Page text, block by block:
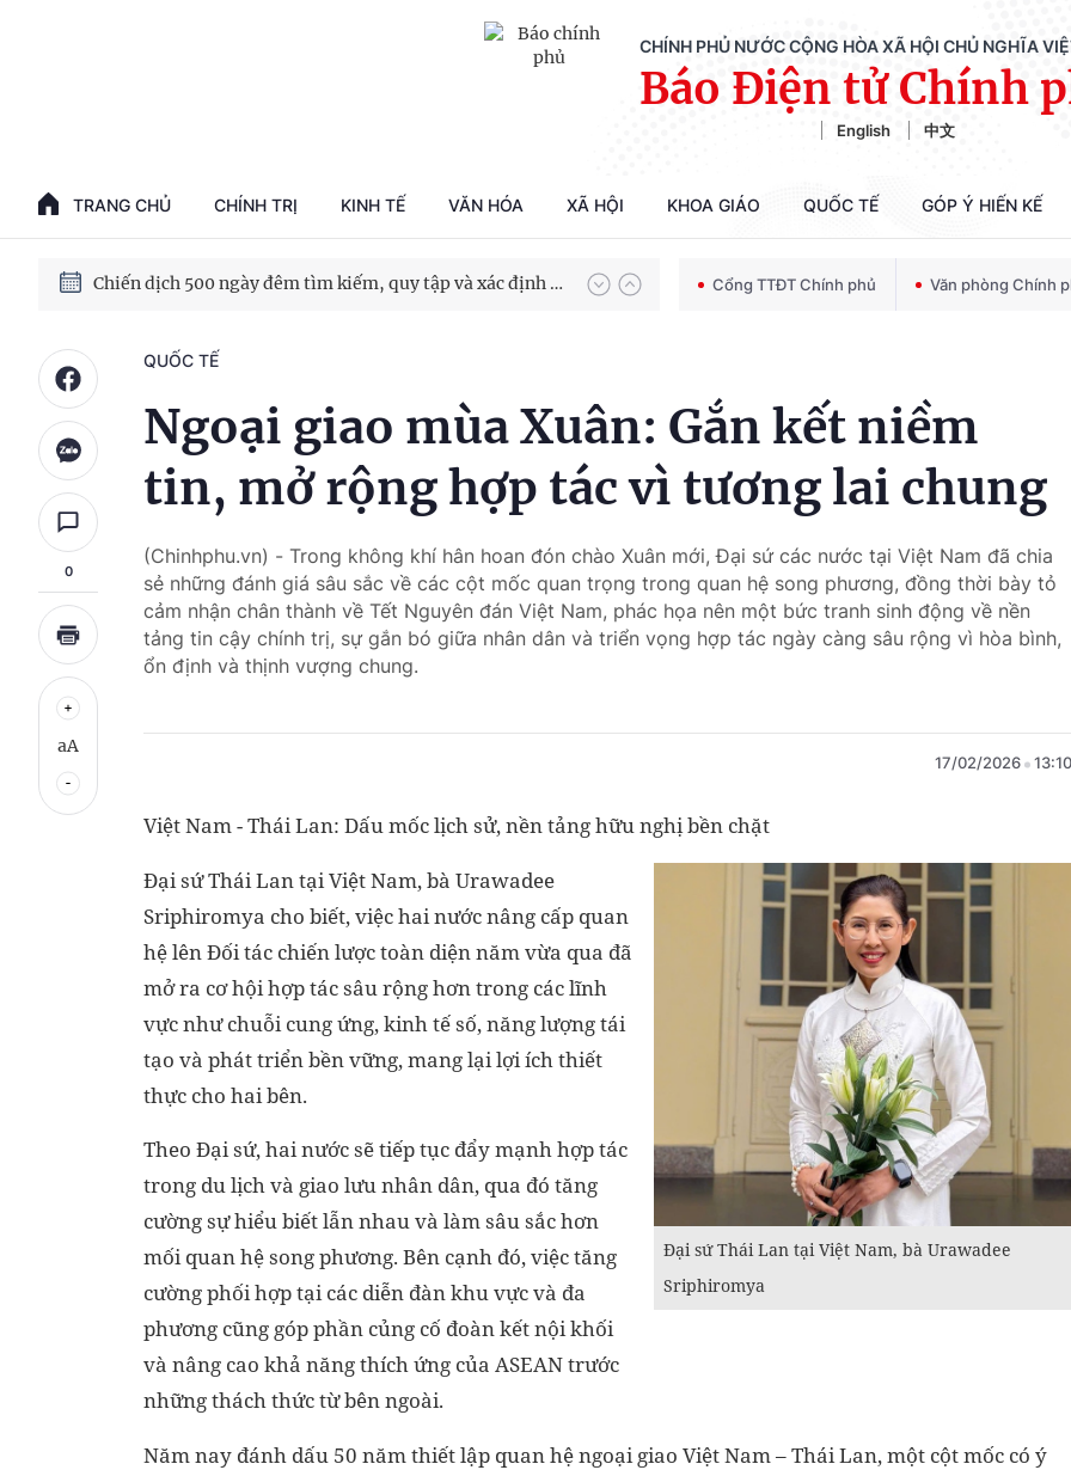
CHÍNH PHỦ NƯỚC CỘNG HÒA XÃ HỘI CHỦ NGHĨA
Báo Điện tử Chính
English 中文
TRANG CHỦ CHÍNH TRỊ KINH TẾ VĂN HÓA XÃ HỘI KHOA GIÁO QUỐC TẾ GÓP Ý HIẾN KẾ
Chiến dịch 500 ngày đêm tìm kiếm, quy tập và xác định danh tính hài cốt liệt sĩ 100 ngày xử lý các điểm nghẽn về chuyển đổi số
Cổng TTĐT Chính phủ Văn phòng Chính
0
aA
QUỐC TẾ
Ngoại giao mùa Xuân: Gắn kết niềm
tin, mở rộng hợp tác vì tương lai chung
(Chinhphu.vn) - Trong không khí hân hoan đón chào Xuân mới, Đại sứ các nước tại Việt Nam đã chia
sẻ những đánh giá sâu sắc về các cột mốc quan trọng trong quan hệ song phương, đồng thời bày tỏ
cảm nhận chân thành về Tết Nguyên đán Việt Nam, phác họa nên một bức tranh sinh động về nền
tảng tin cậy chính trị, sự gắn bó giữa nhân dân và triển vọng hợp tác ngày càng sâu rộng vì hòa bình,
ổn định và thịnh vượng chung.
17/02/2026 13:10
Việt Nam - Thái Lan: Dấu mốc lịch sử, nền tảng hữu nghị bền chặt
Đại sứ Thái Lan tại Việt Nam, bà Urawadee
Sriphiromya
Đại sứ Thái Lan tại Việt Nam, bà Urawadee
Sriphiromya cho biết, việc hai nước nâng cấp quan
hệ lên Đối tác chiến lược toàn diện năm vừa qua đã
mở ra cơ hội hợp tác sâu rộng hơn trong các lĩnh
vực như chuỗi cung ứng, kinh tế số, năng lượng tái
tạo và phát triển bền vững, mang lại lợi ích thiết
thực cho hai bên.
Theo Đại sứ, hai nước sẽ tiếp tục đẩy mạnh hợp tác
trong du lịch và giao lưu nhân dân, qua đó tăng
cường sự hiểu biết lẫn nhau và làm sâu sắc hơn
mối quan hệ song phương. Bên cạnh đó, việc tăng
cường phối hợp tại các diễn đàn khu vực và đa
phương cũng góp phần củng cố đoàn kết nội khối
và nâng cao khả năng thích ứng của ASEAN trước
những thách thức từ bên ngoài.
Năm nay đánh dấu 50 năm thiết lập quan hệ ngoại giao Việt Nam – Thái Lan, một cột mốc có ý